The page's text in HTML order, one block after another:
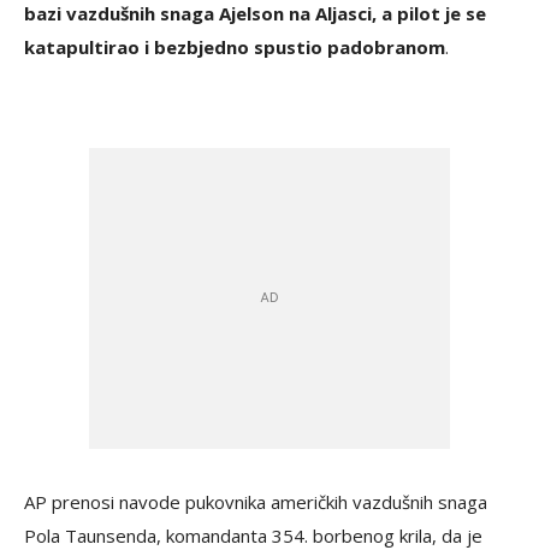
bazi vazdušnih snaga Ajelson na Aljasci, a pilot je se
katapultirao i bezbjedno spustio padobranom.
AP prenosi navode pukovnika američkih vazdušnih snaga
Pola Taunsenda, komandanta 354. borbenog krila, da je